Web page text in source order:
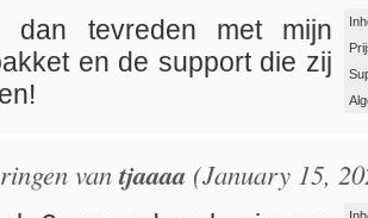
dan tevreden met mijn
en de support die zij
vantjaaaa (January 15,